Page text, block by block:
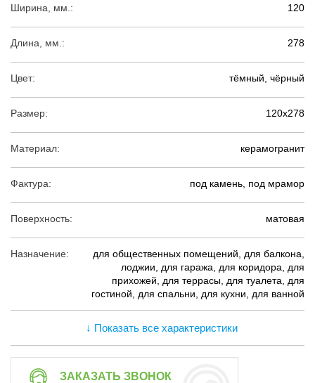
Ширина, мм.: 120
Длина, мм.: 278
Цвет: тёмный, чёрный
Размер: 120х278
Материал: керамогранит
Фактура: под камень, под мрамор
Поверхность: матовая
Назначение:
для общественных помещений, для балкона,
лоджии, для гаража, для коридора, для
прихожей, для террасы, для туалета, для
гостиной, для спальни, для кухни, для ванной
↓ Показать все характеристики
ЗАКАЗАТЬ ЗВОНОК